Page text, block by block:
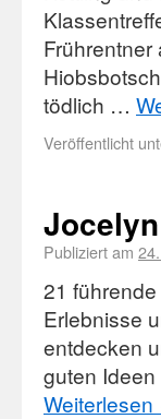
tödlich …
Veröffentlicht
Publiziert am
21
Erlebnisse
entdecken
guten
Weiterlesen